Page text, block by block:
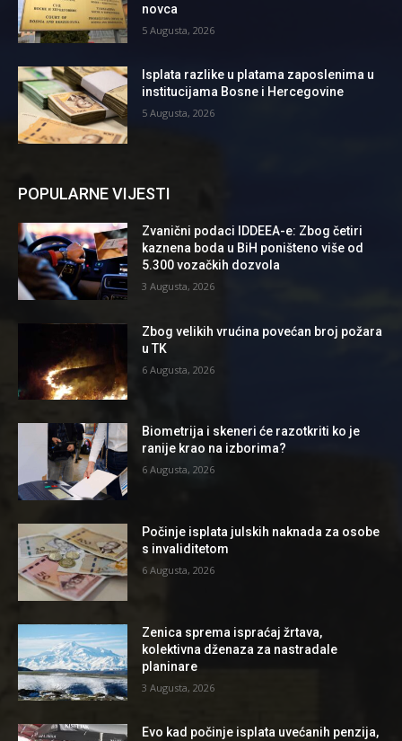
novca
5 Augusta, 2026
Isplata razlike u platama zaposlenima u
institucijama Bosne i Hercegovine
5 Augusta, 2026
POPULARNE VIJESTI
Zvanični podaci IDDEEA-e: Zbog četiri
kaznena boda u BiH poništeno više od
5.300 vozačkih dozvola
3 Augusta, 2026
Zbog velikih vrućina povećan broj požara
u TK
6 Augusta, 2026
Biometrija i skeneri će razotkriti ko je
ranije krao na izborima?
6 Augusta, 2026
Počinje isplata julskih naknada za osobe
s invaliditetom
6 Augusta, 2026
Zenica sprema ispraćaj žrtava,
kolektivna dženaza za nastradale
planinare
3 Augusta, 2026
Evo kad počinje isplata uvećanih penzija,